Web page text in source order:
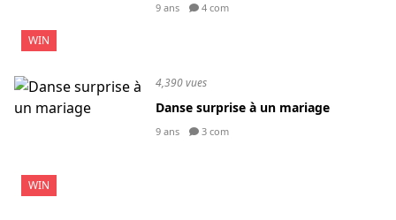
WIN
9 ans 4 com
WIN
4,390 vues
Danse surprise à un mariage
9 ans 3 com